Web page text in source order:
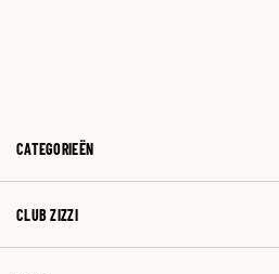
CATEGORIEËN
CLUB ZIZZI